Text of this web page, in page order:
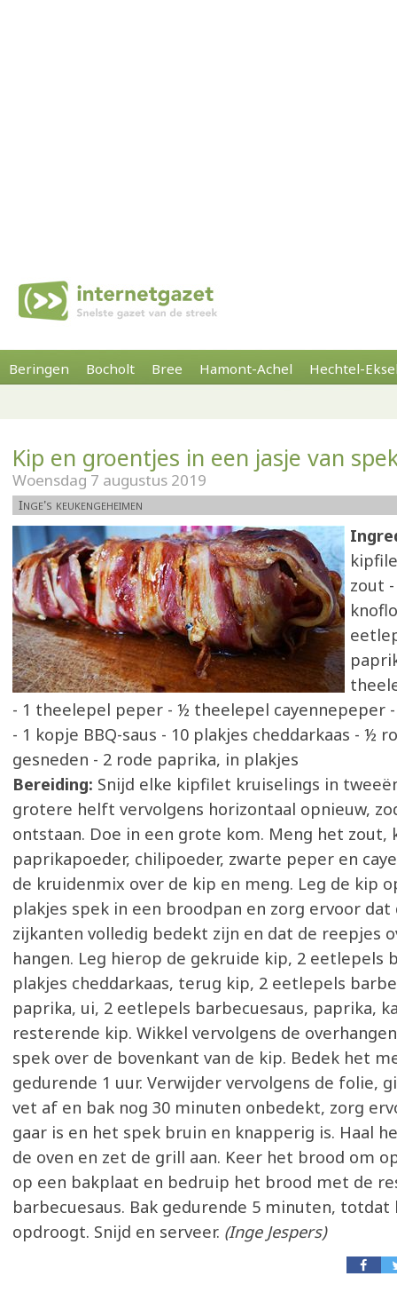
Beringen Bocholt Bree Hamont-Achel Hechtel-
Kip en groentjes in een jasje van
Woensdag 7 augustus 2019
Inge's keukengeheimen
zout
- 1 theelepel peper - ½ theelepel cayennepeper
- 1 kopje BBQ-saus - 10 plakjes cheddarkaas - ½
gesneden - 2 rode paprika, in plakjes
Bereiding: Snijd elke kipfilet kruiselings in
grotere helft vervolgens horizontaal opnieuw,
ontstaan. Doe in een grote kom. Meng het zout,
paprikapoeder, chilipoeder, zwarte peper en
de kruidenmix over de kip en meng. Leg de kip
plakjes spek in een broodpan en zorg ervoor
zijkanten volledig bedekt zijn en dat de reepjes
hangen. Leg hierop de gekruide kip, 2 eetlepels
plakjes cheddarkaas, terug kip, 2 eetlepels
paprika, ui, 2 eetlepels barbecuesaus, paprika,
resterende kip. Wikkel vervolgens de
spek over de bovenkant van de kip. Bedek het
gedurende 1 uur. Verwijder vervolgens de folie,
vet af en bak nog 30 minuten onbedekt, zorg
gaar is en het spek bruin en knapperig is. Haal
de oven en zet de grill aan. Keer het brood om
op een bakplaat en bedruip het brood met de
barbecuesaus. Bak gedurende 5 minuten,
opdroogt. Snijd en serveer. (Inge Jespers)